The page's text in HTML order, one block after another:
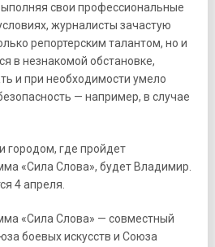
свои профессиональные
журналисты зачастую
репортерским талантом, но и
в незнакомой обстановке,
и при необходимости умело
— например, в случае
где пройдет
«Сила Слова», будет Владимир.
4 апреля.
«Сила Слова» — совместный
боевых искусств и Союза